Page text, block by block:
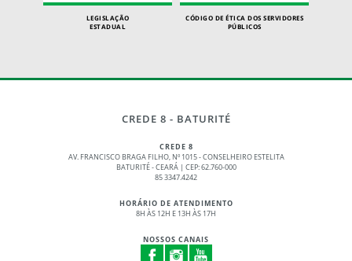
LEGISLAÇÃO
ESTADUAL
CÓDIGO DE ÉTICA DOS SERVIDORES
PÚBLICOS
CREDE 8 - BATURITÉ
CREDE 8
AV. FRANCISCO BRAGA FILHO, Nº 1015 - CONSELHEIRO ESTELITA
BATURITÉ - CEARÁ | CEP: 62.760-000
85 3347.4242
HORÁRIO DE ATENDIMENTO
8H ÀS 12H E 13H ÀS 17H
NOSSOS CANAIS